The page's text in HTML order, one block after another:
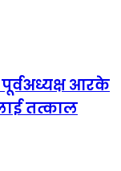
पूर्वअध्यक्ष आरके
तत्काल